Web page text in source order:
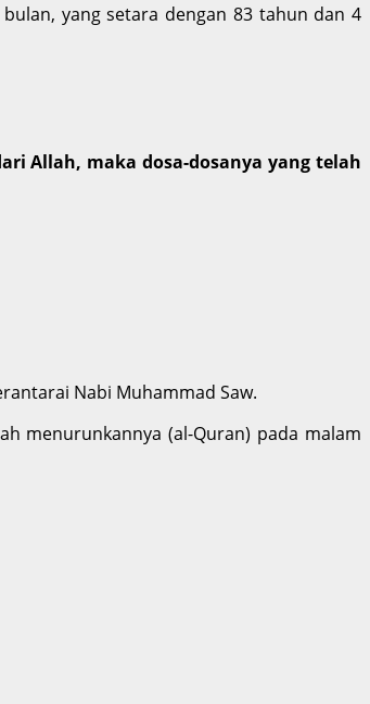
yang setara dengan 83 tahun dan 4
Allah, maka dosa-dosanya yang telah
Nabi Muhammad Saw.
menurunkannya (al-Quran) pada malam